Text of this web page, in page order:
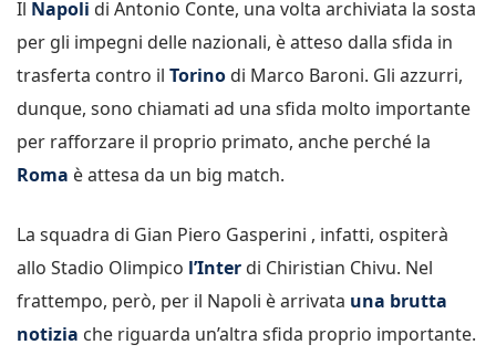
Il Napoli di Antonio Conte, una volta archiviata la sosta
per gli impegni delle nazionali, è atteso dalla sfida in
trasferta contro il Torino di Marco Baroni. Gli azzurri,
dunque, sono chiamati ad una sfida molto importante
per rafforzare il proprio primato, anche perché la
Roma è attesa da un big match.
La squadra di Gian Piero Gasperini , infatti, ospiterà
allo Stadio Olimpico l’Inter di Chiristian Chivu. Nel
frattempo, però, per il Napoli è arrivata una brutta
notizia che riguarda un’altra sfida proprio importante.